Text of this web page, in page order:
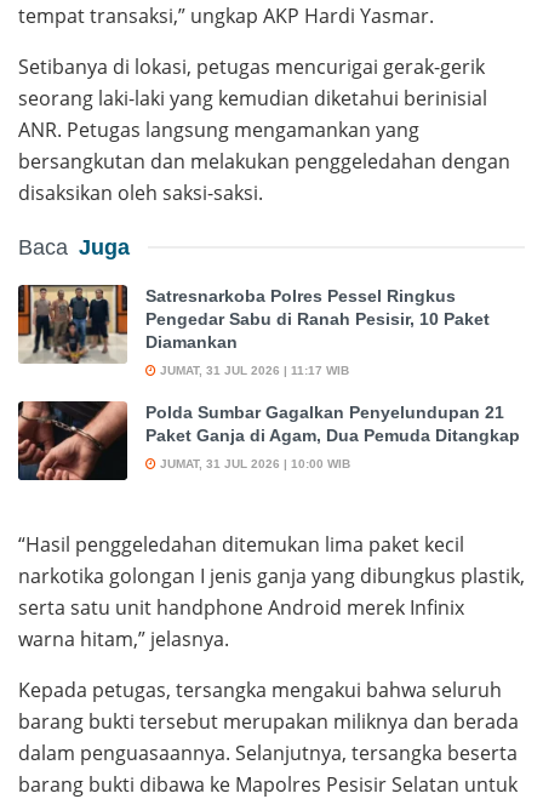
tempat transaksi,” ungkap AKP Hardi Yasmar.
Setibanya di lokasi, petugas mencurigai gerak-gerik
seorang laki-laki yang kemudian diketahui berinisial
ANR. Petugas langsung mengamankan yang
bersangkutan dan melakukan penggeledahan dengan
disaksikan oleh saksi-saksi.
Baca Juga
Satresnarkoba Polres Pessel Ringkus
Pengedar Sabu di Ranah Pesisir, 10 Paket
Diamankan
JUMAT, 31 JUL 2026 | 11:17 WIB
Polda Sumbar Gagalkan Penyelundupan 21
Paket Ganja di Agam, Dua Pemuda Ditangkap
JUMAT, 31 JUL 2026 | 10:00 WIB
“Hasil penggeledahan ditemukan lima paket kecil
narkotika golongan I jenis ganja yang dibungkus plastik,
serta satu unit handphone Android merek Infinix
warna hitam,” jelasnya.
Kepada petugas, tersangka mengakui bahwa seluruh
barang bukti tersebut merupakan miliknya dan berada
dalam penguasaannya. Selanjutnya, tersangka beserta
barang bukti dibawa ke Mapolres Pesisir Selatan untuk